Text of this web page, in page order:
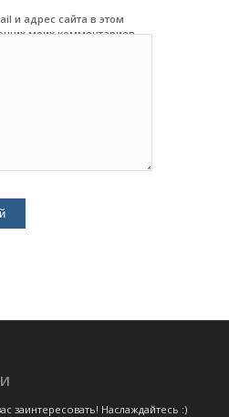
и адрес сайта в этом
моих комментариев.
заинтересовать! Наслаждайтесь :)